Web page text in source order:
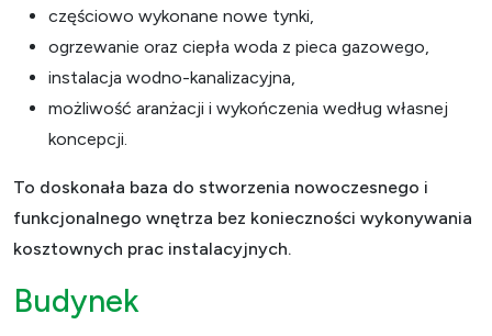
częściowo wykonane nowe tynki,
ogrzewanie oraz ciepła woda z pieca gazowego,
instalacja wodno-kanalizacyjna,
możliwość aranżacji i wykończenia według własnej
koncepcji.
To doskonała baza do stworzenia nowoczesnego i
funkcjonalnego wnętrza bez konieczności wykonywania
kosztownych prac instalacyjnych.
Budynek